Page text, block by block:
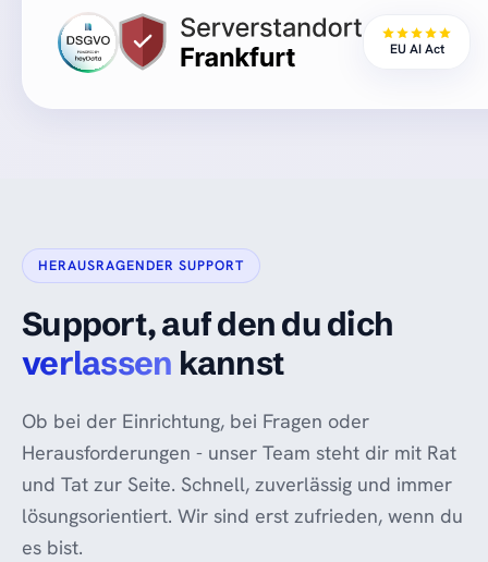
EU AI Act
HERAUSRAGENDER SUPPORT
Support, auf den du dich
verlassen kannst
Ob bei der Einrichtung, bei Fragen oder
Herausforderungen - unser Team steht dir mit Rat
und Tat zur Seite. Schnell, zuverlässig und immer
lösungsorientiert. Wir sind erst zufrieden, wenn du
es bist.